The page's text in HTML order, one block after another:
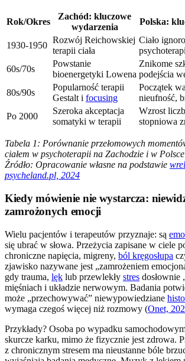
Rok/Okres
Zachód: kluczowe
wydarzenia
Polska:
1930-1950
Rozwój Reichowskiej
terapii ciała
Ciało
60s/70s
Powstanie
bioenergetyki Lowena
Znikome
podejścia
80s/90s
Popularność terapii
Gestalt i focusing
Początek
nieufność,
Po 2000
Szeroka akceptacja
somatyki w terapii
Wzrost
stopniowa
Tabela 1: Porównanie przełomowych
ciałem w psychoterapii na Zachodzie i w Polsce
Źródło: Opracowanie własne na podstawie
psycheland.pl, 2024
Kiedy mówienie nie wystarcza:
zamrożonych emocji
Wielu pacjentów i terapeutów przyznaje: są
się ubrać w słowa. Przeżycia zapisane w ciele
chroniczne napięcia, migreny, ból kręgosłupa
zjawisko nazywane jest „zamrożeniem
gdy trauma, lęk lub przewlekły stres dosłownie
mięśniach i układzie nerwowym. Badania
może „przechowywać” niewypowiedziane
wymaga czegoś więcej niż rozmowy (Onet,
Przykłady? Osoba po wypadku
skurcze karku, mimo że fizycznie jest zdrowa.
z chronicznym stresem ma nieustanne bóle